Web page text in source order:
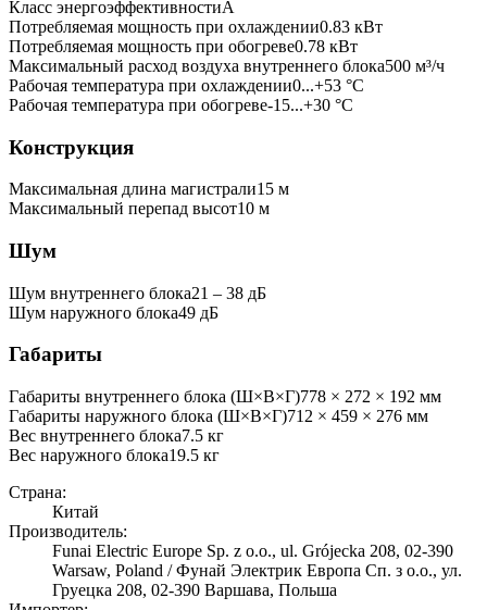
Класс энергоэффективностиA
Потребляемая мощность при охлаждении0.83 кВт
Потребляемая мощность при обогреве0.78 кВт
Максимальный расход воздуха внутреннего блока500 м³/ч
Рабочая температура при охлаждении0...+53 °C
Рабочая температура при обогреве-15...+30 °C
Конструкция
Максимальная длина магистрали15 м
Максимальный перепад высот10 м
Шум
Шум внутреннего блока21 ‒ 38 дБ
Шум наружного блока49 дБ
Габариты
Габариты внутреннего блока (Ш×В×Г)778 × 272 × 192 мм
Габариты наружного блока (Ш×В×Г)712 × 459 × 276 мм
Вес внутреннего блока7.5 кг
Вес наружного блока19.5 кг
Страна:
Китай
Производитель:
Funai Electric Europe Sp. z o.o., ul. Grójecka 208, 02-390
Warsaw, Poland / Фунай Электрик Европа Сп. з о.о., ул.
Груецка 208, 02-390 Варшава, Польша